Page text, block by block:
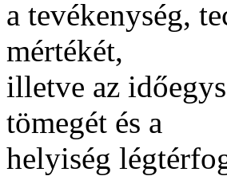
a tevékenység,
mértékét,
illetve az
tömegét és a
helyiség